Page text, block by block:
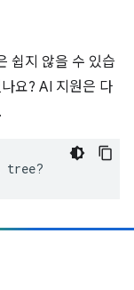
쉽지 않을 수 있습
요? AI 지원은 다
tree?